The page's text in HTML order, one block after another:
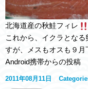
北海道産の秋鮭フィレ
これから、イクラとな
すが、メスもオスも９
Android携帯からの投稿
2011年08月11日